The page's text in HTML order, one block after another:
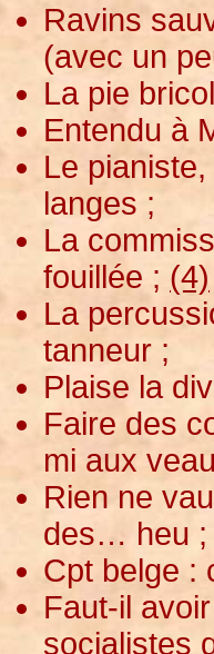
Ravins
(avec un
La pie
Entendu à
Le
langes ;
La
fouillée ; (4)
La
tanneur ;
Plaise la
Faire des
mi aux
Rien ne
des… heu ;
Cpt belge :
Faut-il
socialistes